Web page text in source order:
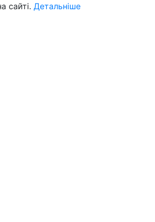
сайті. Детальніше